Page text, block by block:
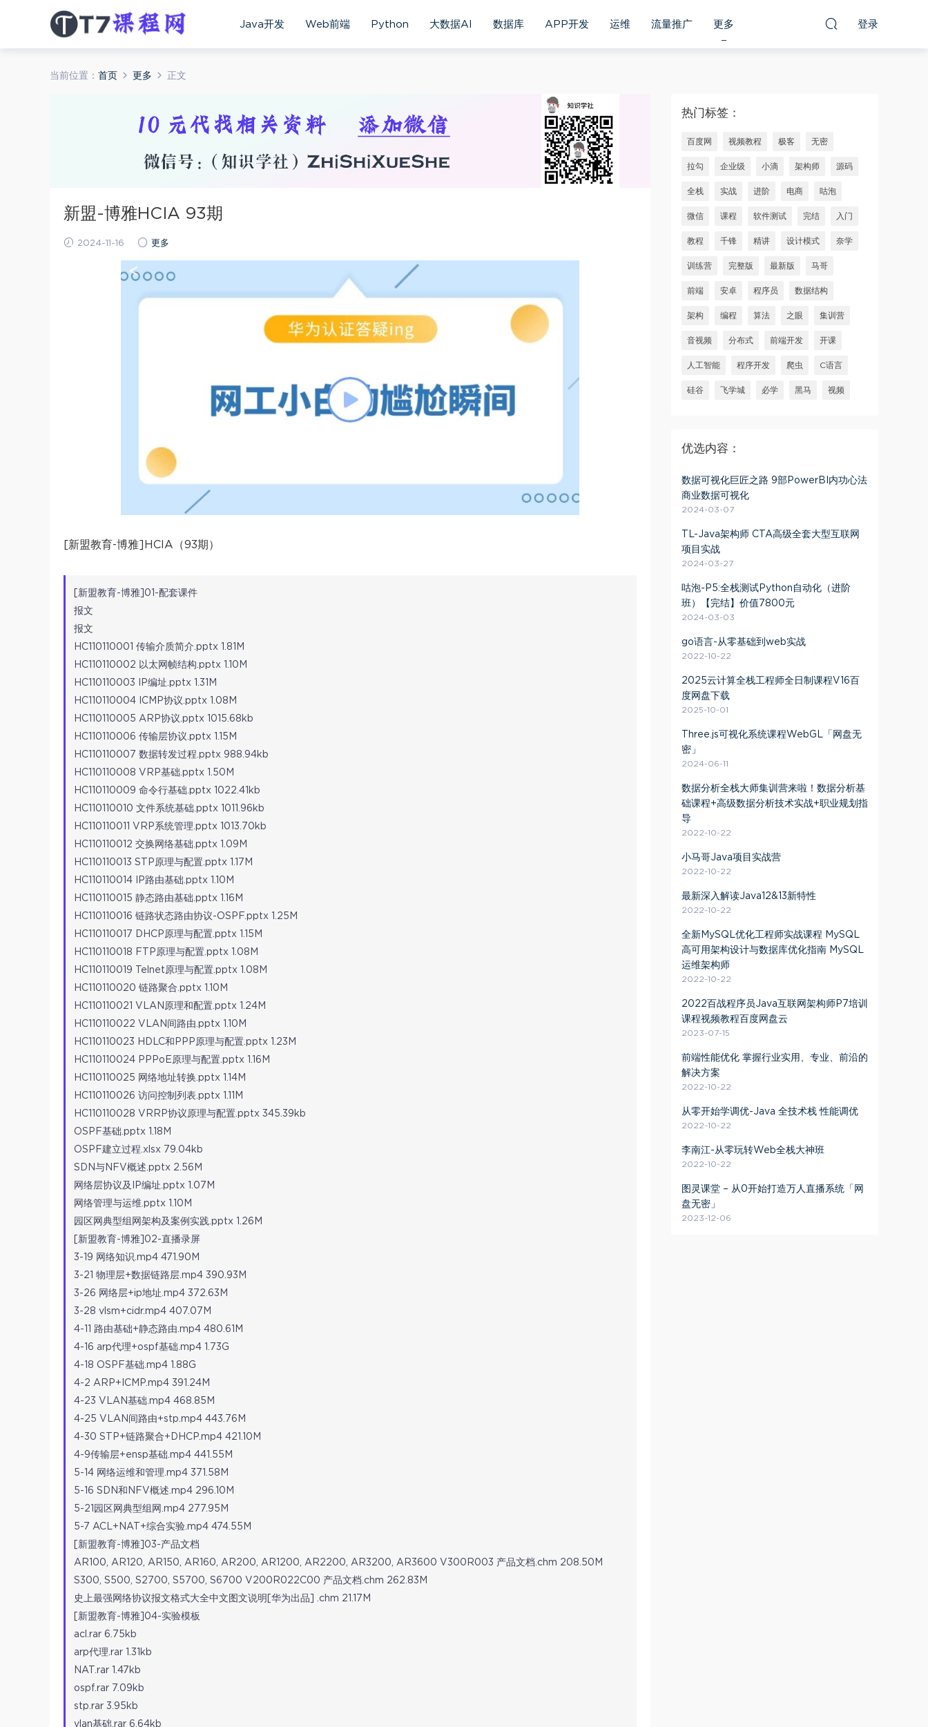
Java开发 Web前端 Python 大数据AI 数据库 APP开发 运维 流量推广 更多 登录
当前位置： 首页 更多 正文
新盟-博雅HCIA 93期
2024-11-16 更多
[新盟教育-博雅]HCIA（93期）
[新盟教育-博雅]01-配套课件
报文
报文
HC110110001 传输介质简介.pptx 1.81M
HC110110002 以太网帧结构.pptx 1.10M
HC110110003 IP编址.pptx 1.31M
HC110110004 ICMP协议.pptx 1.08M
HC110110005 ARP协议.pptx 1015.68kb
HC110110006 传输层协议.pptx 1.15M
HC110110007 数据转发过程.pptx 988.94kb
HC110110008 VRP基础.pptx 1.50M
HC110110009 命令行基础.pptx 1022.41kb
HC110110010 文件系统基础.pptx 1011.96kb
HC110110011 VRP系统管理.pptx 1013.70kb
HC110110012 交换网络基础.pptx 1.09M
HC110110013 STP原理与配置.pptx 1.17M
HC110110014 IP路由基础.pptx 1.10M
HC110110015 静态路由基础.pptx 1.16M
HC110110016 链路状态路由协议-OSPF.pptx 1.25M
HC110110017 DHCP原理与配置.pptx 1.15M
HC110110018 FTP原理与配置.pptx 1.08M
HC110110019 Telnet原理与配置.pptx 1.08M
HC110110020 链路聚合.pptx 1.10M
HC110110021 VLAN原理和配置.pptx 1.24M
HC110110022 VLAN间路由.pptx 1.10M
HC110110023 HDLC和PPP原理与配置.pptx 1.23M
HC110110024 PPPoE原理与配置.pptx 1.16M
HC110110025 网络地址转换.pptx 1.14M
HC110110026 访问控制列表.pptx 1.11M
HC110110028 VRRP协议原理与配置.pptx 345.39kb
OSPF基础.pptx 1.18M
OSPF建立过程.xlsx 79.04kb
SDN与NFV概述.pptx 2.56M
网络层协议及IP编址.pptx 1.07M
网络管理与运维.pptx 1.10M
园区网典型组网架构及案例实践.pptx 1.26M
[新盟教育-博雅]02-直播录屏
3-19 网络知识.mp4 471.90M
3-21 物理层+数据链路层.mp4 390.93M
3-26 网络层+ip地址.mp4 372.63M
3-28 vlsm+cidr.mp4 407.07M
4-11 路由基础+静态路由.mp4 480.61M
4-16 arp代理+ospf基础.mp4 1.73G
4-18 OSPF基础.mp4 1.88G
4-2 ARP+ICMP.mp4 391.24M
4-23 VLAN基础.mp4 468.85M
4-25 VLAN间路由+stp.mp4 443.76M
4-30 STP+链路聚合+DHCP.mp4 421.10M
4-9传输层+ensp基础.mp4 441.55M
5-14 网络运维和管理.mp4 371.58M
5-16 SDN和NFV概述.mp4 296.10M
5-21园区网典型组网.mp4 277.95M
5-7 ACL+NAT+综合实验.mp4 474.55M
[新盟教育-博雅]03-产品文档
AR100, AR120, AR150, AR160, AR200, AR1200, AR2200, AR3200, AR3600 V300R003 产品文档.chm 208.50M
S300, S500, S2700, S5700, S6700 V200R022C00 产品文档.chm 262.83M
史上最强网络协议报文格式大全中文图文说明[华为出品] .chm 21.17M
[新盟教育-博雅]04-实验模板
acl.rar 6.75kb
arp代理.rar 1.31kb
NAT.rar 1.47kb
ospf.rar 7.09kb
stp.rar 3.95kb
vlan基础.rar 6.64kb
热门标签：
百度网 视频教程 极客 无密
拉勾 企业级 小滴 架构师 源码
全栈 实战 进阶 电商 咕泡
微信 课程 软件测试 完结 入门
教程 千锋 精讲 设计模式 奈学
训练营 完整版 最新版 马哥
前端 安卓 程序员 数据结构
架构 编程 算法 之眼 集训营
音视频 分布式 前端开发 开课
人工智能 程序开发 爬虫 C语言
硅谷 飞学城 必学 黑马 视频
优选内容：
数据可视化巨匠之路 9部PowerBI内功心法
商业数据可视化
2024-03-07
TL-Java架构师 CTA高级全套大型互联网
项目实战
2024-03-27
咕泡-P5:全栈测试Python自动化（进阶
班）【完结】价值7800元
2024-03-03
go语言-从零基础到web实战
2022-10-22
2025云计算全栈工程师全日制课程V16百
度网盘下载
2025-10-01
Three.js可视化系统课程WebGL「网盘无
密」
2024-06-11
数据分析全栈大师集训营来啦！数据分析基
础课程+高级数据分析技术实战+职业规划指
导
2022-10-22
小马哥Java项目实战营
2022-10-22
最新深入解读Java12&13新特性
2022-10-22
全新MySQL优化工程师实战课程 MySQL
高可用架构设计与数据库优化指南 MySQL
运维架构师
2022-10-22
2022百战程序员Java互联网架构师P7培训
课程视频教程百度网盘云
2023-07-15
前端性能优化 掌握行业实用、专业、前沿的
解决方案
2022-10-22
从零开始学调优-Java 全技术栈 性能调优
2022-10-22
李南江-从零玩转Web全栈大神班
2022-10-22
图灵课堂 – 从0开始打造万人直播系统「网
盘无密」
2023-12-06